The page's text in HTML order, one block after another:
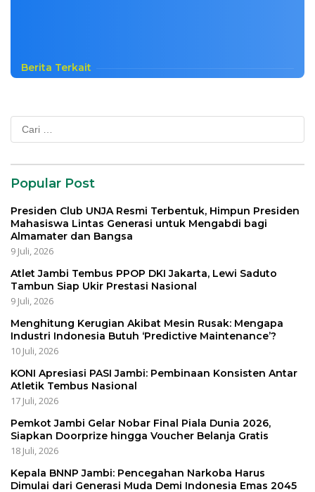
Berita Terkait
Cari
untuk:
Popular Post
Presiden Club UNJA Resmi Terbentuk, Himpun Presiden
Mahasiswa Lintas Generasi untuk Mengabdi bagi
Almamater dan Bangsa
9 Juli, 2026
Atlet Jambi Tembus PPOP DKI Jakarta, Lewi Saduto
Tambun Siap Ukir Prestasi Nasional
9 Juli, 2026
Menghitung Kerugian Akibat Mesin Rusak: Mengapa
Industri Indonesia Butuh ‘Predictive Maintenance’?
10 Juli, 2026
KONI Apresiasi PASI Jambi: Pembinaan Konsisten Antar
Atletik Tembus Nasional
17 Juli, 2026
Pemkot Jambi Gelar Nobar Final Piala Dunia 2026,
Siapkan Doorprize hingga Voucher Belanja Gratis
18 Juli, 2026
Kepala BNNP Jambi: Pencegahan Narkoba Harus
Dimulai dari Generasi Muda Demi Indonesia Emas 2045